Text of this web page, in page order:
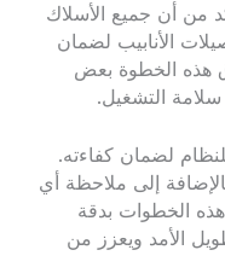
من أن جميع الأسلاك
الأنابيب لضمان
هذه الخطوة بعض
سلامة التشغيل.
لضمان كفاءته.
إلى ملاحظة أي
هذه الخطوات بدقة
الأمد ويعزز من